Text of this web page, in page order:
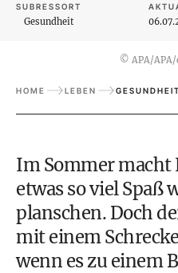
SUBRESSORT
Gesundheit
© APA/
HOME LEBEN GESUNDHEIT
Im Sommer
etwas so viel Spaß
planschen. Doch
mit einem
wenn es zu einem